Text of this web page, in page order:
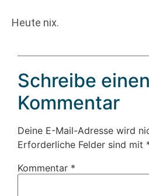
Heute nix.
Schreibe einen
Kommentar
Deine E-Mail-Adresse wird
Erforderliche Felder sind mit
Kommentar *